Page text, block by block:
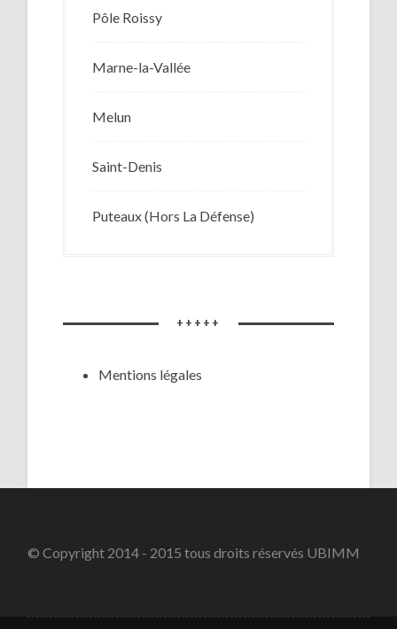
Pôle Roissy
Marne-la-Vallée
Melun
Saint-Denis
Puteaux (Hors La Défense)
+++++
Mentions légales
© Copyright 2014 - 2015 tous droits réservés UBIMM